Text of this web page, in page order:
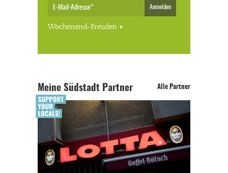
Anmelden
Wochenend-Freuden
Meine Südstadt Partner Alle Partner